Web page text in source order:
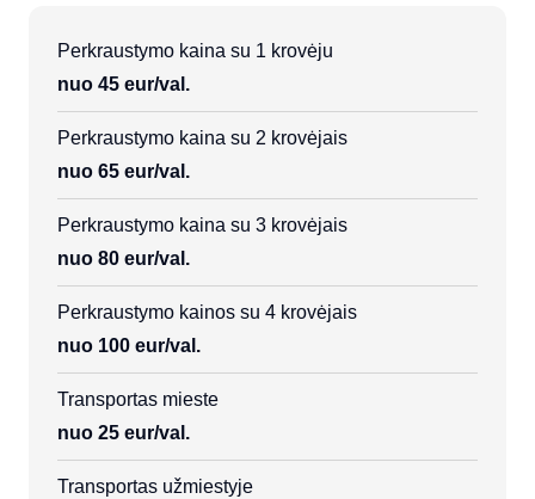
Perkraustymo kaina su 1 krovėju
nuo 45 eur/val.
Perkraustymo kaina su 2 krovėjais
nuo 65 eur/val.
Perkraustymo kaina su 3 krovėjais
nuo 80 eur/val.
Perkraustymo kainos su 4 krovėjais
nuo 100 eur/val.
Transportas mieste
nuo 25 eur/val.
Transportas užmiestyje